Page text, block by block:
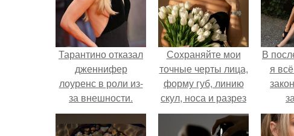
Тарантино отказал
дженнифер
лоуренс в роли из-
за внешности.
Сохраняйте мои
точные черты лица,
форму губ, линию
скул, носа и разрез
глаз.
В
я